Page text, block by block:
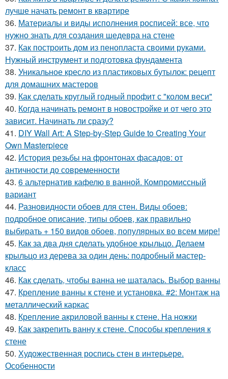
лучше начать ремонт в квартире
36. Материалы и виды исполнения росписей: все, что
нужно знать для создания шедевра на стене
37. Как построить дом из пенопласта своими руками.
Нужный инструмент и подготовка фундамента
38. Уникальное кресло из пластиковых бутылок: рецепт
для домашних мастеров
39. Как сделать круглый годный профит с "колом веси"
40. Когда начинать ремонт в новостройке и от чего это
зависит. Начинать ли сразу?
41. DIY Wall Art: A Step-by-Step Guide to Creating Your
Own Masterpiece
42. История резьбы на фронтонах фасадов: от
античности до современности
43. 6 альтернатив кафелю в ванной. Компромиссный
вариант
44. Разновидности обоев для стен. Виды обоев:
подробное описание, типы обоев, как правильно
выбирать + 150 видов обоев, популярных во всем мире!
45. Как за два дня сделать удобное крыльцо. Делаем
крыльцо из дерева за один день: подробный мастер-
класс
46. Как сделать, чтобы ванна не шаталась. Выбор ванны
47. Крепление ванны к стене и установка. #2: Монтаж на
металлический каркас
48. Крепление акриловой ванны к стене. На ножки
49. Как закрепить ванну к стене. Способы крепления к
стене
50. Художественная роспись стен в интерьере.
Особенности